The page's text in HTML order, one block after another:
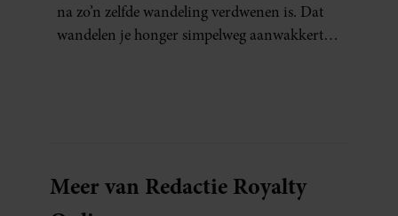
na zo’n zelfde wandeling verdwenen is. Dat
wandelen je honger simpelweg aanwakkert,
Meer van Redactie Royalty